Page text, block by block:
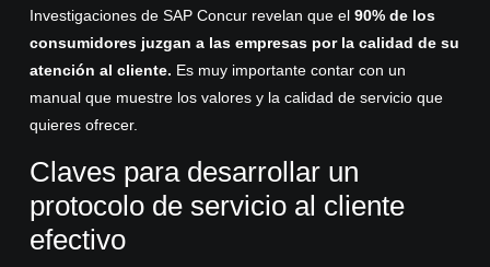
Investigaciones de SAP Concurrevelan que el90% de los
consumidores juzgan a las empresas por la calidad de su
atención al cliente. Es muy importante contar con un
manual que muestre los valores y la calidad de servicio que
quieres ofrecer.
Claves para desarrollar un
protocolo de servicio al cliente
efectivo